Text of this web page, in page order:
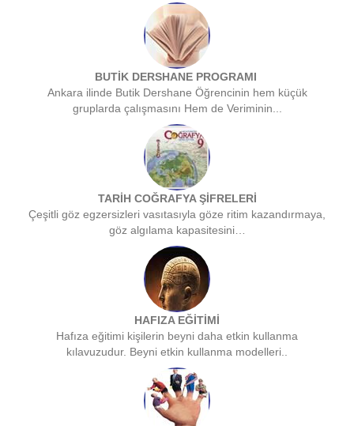
BUTİK DERSHANE PROGRAMI
Ankara ilinde Butik Dershane Öğrencinin hem küçük
gruplarda çalışmasını Hem de Veriminin...
TARİH COĞRAFYA ŞİFRELERİ
Çeşitli göz egzersizleri vasıtasıyla göze ritim kazandırmaya,
göz algılama kapasitesini…
HAFIZA EĞİTİMİ
Hafıza eğitimi kişilerin beyni daha etkin kullanma
kılavuzudur. Beyni etkin kullanma modelleri..